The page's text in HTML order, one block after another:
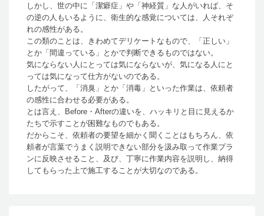
しかし、世の中に「潔癖症」や「神経質」な人がいれば、そ
の逆の人もいるように、衛生的な感覚については、人それぞ
れの感性がある。
この類のことは、きわめてデリケートなもので、「正しい」
とか「間違っている」とかで判断できるものではない。
気にならない人にとっては気にならないが、気になる人にと
っては気になって仕方がないのである。
したがって、「消臭」とか「消毒」といった作業は、依頼者
の感性に合わせる必要がある。
とは言え、Before・Afterの違いを、ハッキリと目に見えるか
たちで示すことが困難なものでもある。
だからこそ、依頼者の要望を細かく聞くことはもちろん、依
頼者が言葉でうまく説明できない部分を汲み取って作業プラ
ンに反映させること、及び、丁寧に作業内容を説明し、納得
してもらった上で施工することが大切なのである。